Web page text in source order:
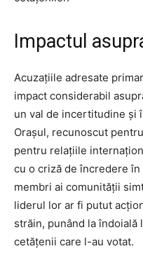
Impactul
Acuzațiile adresate
impact considerabil
un val de incertitudine și
Orașul, recunoscut
pentru relațiile
cu o criză de încredere
membri ai comunității
liderul lor ar fi putut
străin, punând la îndoială
cetățenii care l-au votat.